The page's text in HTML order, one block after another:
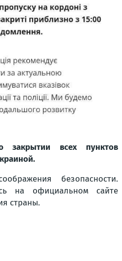
закрытии всех пунктов
безопасности.
на официальном сайте
страны.